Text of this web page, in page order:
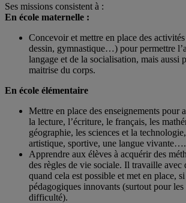
Ses missions consistent à :
En école maternelle :
Concevoir et mettre en place des
dessin, gymnastique…) pour permettre
langage et de la socialisation, mais aussi
maitrise du corps.
En école élémentaire
Mettre en place des enseignements pour
la lecture, l’écriture, le français, les
géographie, les sciences et la
artistique, sportive, une langue vivante….
Apprendre aux élèves à acquérir des
des règles de vie sociale. Il travaille avec
quand cela est possible et met en place,
pédagogiques innovants (surtout pour les
difficulté).